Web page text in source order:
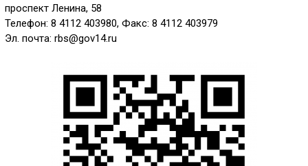
проспект Ленина, 58
Телефон: 8 4112 403980, Факс: 8 4112 403979
Эл. почта: rbs@gov14.ru